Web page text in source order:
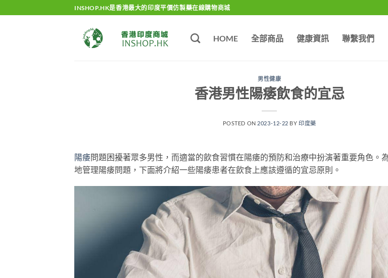
to
INSHOP.HK是香港最大的印度平價仿製藥在線購物商城
HOME 全部商品 健康資訊 聯繫我們
男性健康
香港男性陽痿飲食的宜忌
POSTED ON 2023-12-22 BY 印度藥
陽痿問題困擾著眾多男性，而適當的飲食習慣在陽痿的預防和治療中扮演著重要角色。
地管理陽痿問題，下面將介紹一些陽痿患者在飲食上應該遵循的宜忌原則。